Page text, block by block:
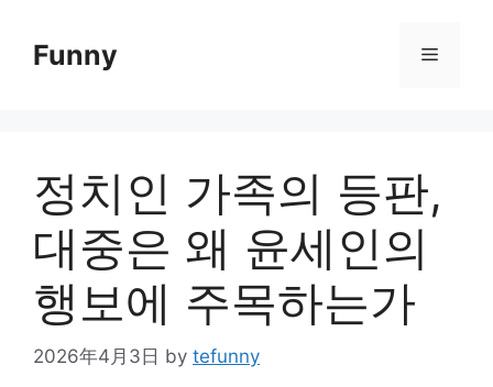
contentFunny Menu
정치인 가족의 등판,
대중은 왜 윤세인의
행보에 주목하는가
2026年4月3日 by tefunny